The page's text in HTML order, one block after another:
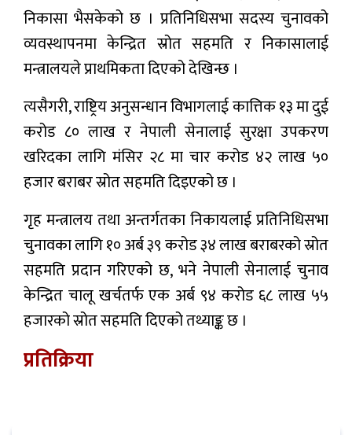
निकासा भैसकेको छ । प्रतिनिधिसभा सदस्य चुनावको
व्यवस्थापनमा केन्द्रित स्रोत सहमति र निकासालाई
मन्त्रालयले प्राथमिकता दिएको देखिन्छ ।
त्यसैगरी, राष्ट्रिय अनुसन्धान विभागलाई कात्तिक १३ मा दुई
करोड ८० लाख र नेपाली सेनालाई सुरक्षा उपकरण
खरिदका लागि मंसिर २८ मा चार करोड ४२ लाख ५०
हजार बराबर स्रोत सहमति दिइएको छ ।
गृह मन्त्रालय तथा अन्तर्गतका निकायलाई प्रतिनिधिसभा
चुनावका लागि १० अर्ब ३९ करोड ३४ लाख बराबरको स्रोत
सहमति प्रदान गरिएको छ, भने नेपाली सेनालाई चुनाव
केन्द्रित चालू खर्चतर्फ एक अर्ब ९४ करोड ६८ लाख ५५
हजारको स्रोत सहमति दिएको तथ्याङ्क छ ।
प्रतिक्रिया